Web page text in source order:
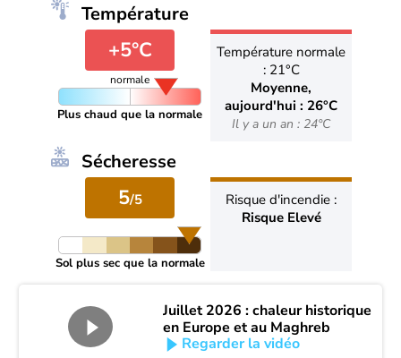
Température
+5°C
normale
Plus chaud que la normale
Température normale
: 21°C
Moyenne,
aujourd'hui : 26°C
Il y a un an : 24°C
Sécheresse
5/5
Sol plus sec que la normale
Risque d'incendie :
Risque Elevé
Juillet 2026 : chaleur historique
en Europe et au Maghreb
Regarder la vidéo